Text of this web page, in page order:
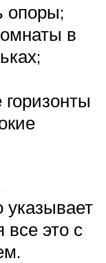
опоры;
в
указывает
все это с